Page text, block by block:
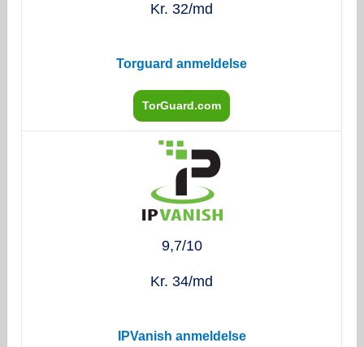
Kr. 32/md
Torguard anmeldelse
TorGuard.com
9,7/10
Kr. 34/md
IPVanish anmeldelse